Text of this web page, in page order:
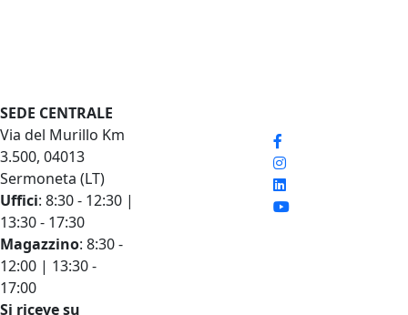
SEDE CENTRALE
Via del Murillo Km
3.500, 04013
Sermoneta (LT)
Uffici: 8:30 - 12:30 |
13:30 - 17:30
Magazzino: 8:30 -
12:00 | 13:30 -
17:00
Si riceve su